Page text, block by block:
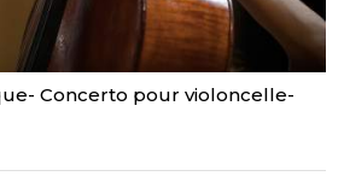
Concerto pour violoncelle-